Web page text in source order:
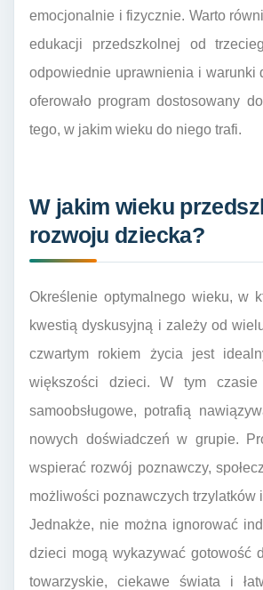
emocjonalnie i fizycznie. Warto
edukacji przedszkolnej od
odpowiednie uprawnienia i warunki
oferowało program dostosowany
tego, w jakim wieku do niego trafi.
W jakim wieku
rozwoju dziecka?
Określenie optymalnego wieku, w
kwestią dyskusyjną i zależy od
czwartym rokiem życia jest
większości dzieci. W tym czasie
samoobsługowe, potrafią
nowych doświadczeń w grupie.
wspierać rozwój poznawczy,
możliwości poznawczych trzylatków
Jednakże, nie można ignorować
dzieci mogą wykazywać gotowość
towarzyskie, ciekawe świata i